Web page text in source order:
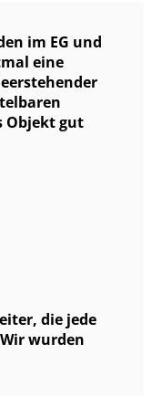
im EG und
eine
Objekt gut
die jede
wurden